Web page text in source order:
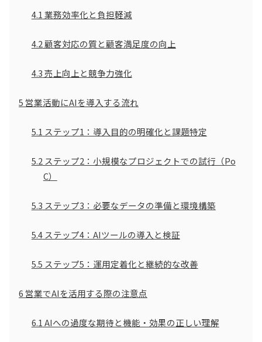
4.1 業務効率化と負担軽減
4.2顧客対応の質と顧客満足度の向上
4.3売上向上と競争力強化
5 営業活動にAIを導入する流れ
5.1 ステップ1：導入目的の明確化と課題特定
5.2 ステップ2：小規模なプロジェクトでの試行（Po
C）
5.3 ステップ3：必要なデータの準備と環境構築
5.4ステップ4：AIツールの導入と検証
5.5 ステップ5：運用定着化と継続的な改善
6 営業でAIを活用する際の注意点
6.1 AIへの過度な期待と機能・効果の正しい理解